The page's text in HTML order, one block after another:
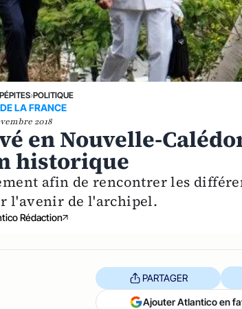
›POLITIQUE
LA FRANCE
2018
en Nouvelle-
historique
afin de rencontrer les
l'avenir de l'archipel.
Rédaction
PARTAGER
Ajouter Atlantico en